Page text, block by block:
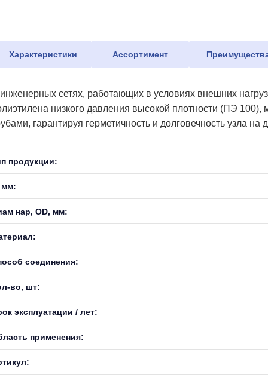
Характеристики Ассортимент
сетях, работающих в условиях внешних
низкого давления высокой плотности (ПЭ
гарантируя герметичность и долговечность узла на
продукции:
мм:
нар, OD, мм:
соединения:
во, шт:
эксплуатации / лет:
применения: